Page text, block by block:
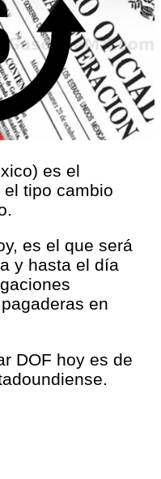
es el
tipo cambio
es el que será
y hasta el día
en
DOF hoy es de